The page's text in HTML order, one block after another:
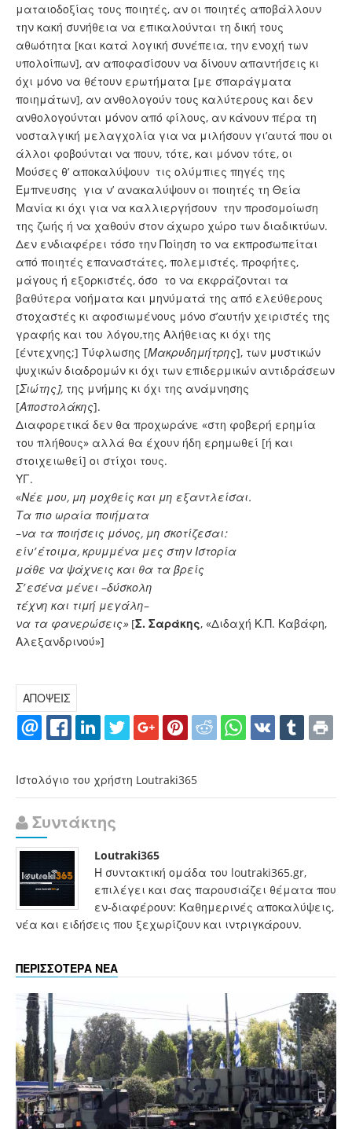
ματαιοδοξίας τους ποιητές, αν οι ποιητές αποβάλλουν
την κακή συνήθεια να επικαλούνται τη δική τους
αθωότητα [και κατά λογική συνέπεια, την ενοχή των
υπολοίπων], αν αποφασίσουν να δίνουν απαντήσεις κι
όχι μόνο να θέτουν ερωτήματα [με σπαράγματα
ποιημάτων], αν ανθολογούν τους καλύτερους και δεν
ανθολογούνται μόνον από φίλους, αν κάνουν πέρα τη
νοσταλγική μελαγχολία για να μιλήσουν γι’αυτά που οι
άλλοι φοβούνται να πουν, τότε, και μόνον τότε, οι
Μούσες θ’ αποκαλύψουν τις ολύμπιες πηγές της
Έμπνευσης για ν’ ανακαλύψουν οι ποιητές τη Θεία
Μανία κι όχι για να καλλιεργήσουν την προσομοίωση
της ζωής ή να χαθούν στον άχωρο χώρο των διαδικτύων.
Δεν ενδιαφέρει τόσο την Ποίηση το να εκπροσωπείται
από ποιητές επαναστάτες, πολεμιστές, προφήτες,
μάγους ή εξορκιστές, όσο το να εκφράζονται τα
βαθύτερα νοήματα και μηνύματά της από ελεύθερους
στοχαστές κι αφοσιωμένους μόνο σ’αυτήν χειριστές της
γραφής και του λόγου,της Αλήθειας κι όχι της
[έντεχνης;] Τύφλωσης [Μακρυδημήτρης], των μυστικών
ψυχικών διαδρομών κι όχι των επιδερμικών αντιδράσεων
[Σιώτης], της μνήμης κι όχι της ανάμνησης
[Αποστολάκης].
Διαφορετικά δεν θα προχωράνε «στη φοβερή ερημία
του πλήθους» αλλά θα έχουν ήδη ερημωθεί [ή και
στοιχειωθεί] οι στίχοι τους.
ΥΓ.
«Νέε μου, μη μοχθείς και μη εξαντλείσαι.
Τα πιο ωραία ποιήματα
–να τα ποιήσεις μόνος, μη σκοτίζεσαι:
είν’ έτοιμα, κρυμμένα μες στην Ιστορία
μάθε να ψάχνεις και θα τα βρείς
Σ’ εσένα μένει –δύσκολη
τέχνη και τιμή μεγάλη–
να τα φανερώσεις» [Σ. Σαράκης, «Διδαχή Κ.Π. Καβάφη,
Αλεξανδρινού»]
ΑΠΟΨΕΙΣ
Ιστολόγιο του χρήστη Loutraki365
Συντάκτης
Loutraki365
Η συντακτική ομάδα του loutraki365.gr,
επιλέγει και σας παρουσιάζει θέματα που
εν-διαφέρουν: Καθημερινές αποκαλύψεις,
νέα και ειδήσεις που ξεχωρίζουν και ιντριγκάρουν.
ΠΕΡΙΣΣΟΤΕΡΑ ΝΕΑ